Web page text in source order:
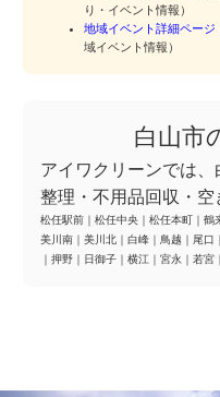
り・イベント情報）
地域イベント詳細ページ
域イベント情報）
白山市
アイワクリーンでは
整理・不用品回収・空
松任駅前 ｜ 松任中央 ｜ 松任本町 ｜ 鶴
美川南 ｜ 美川北 ｜ 白峰 ｜ 鳥越 ｜ 尾口 ｜
｜ 押野 ｜ 日御子 ｜ 横江 ｜ 宮永 ｜ 若宮 ｜